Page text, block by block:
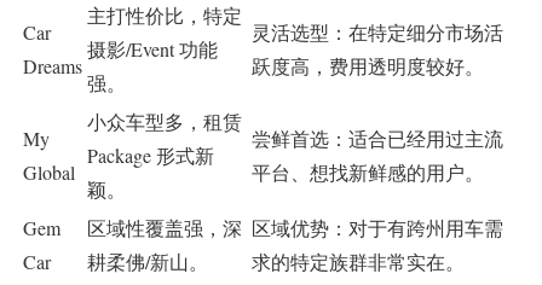
Car
Dreams
主打性价比，特定
摄影/Event 功能
强。
灵活选型：在特定细分市场活
跃度高，费用透明度较好。
My
Global
小众车型多，租赁
Package 形式新
颖。
尝鲜首选：适合已经用过主流
平台、想找新鲜感的用户。
Gem
Car
区域性覆盖强，深
耕柔佛/新山。
区域优势：对于有跨州用车需
求的特定族群非常实在。